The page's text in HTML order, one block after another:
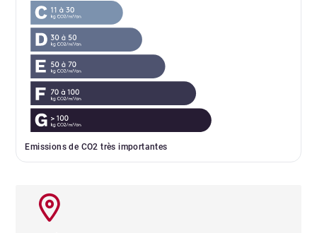
Emissions de CO2 très importantes